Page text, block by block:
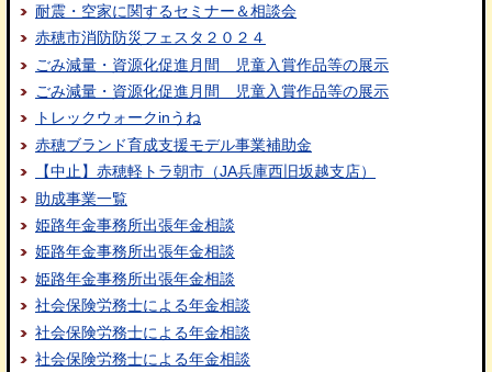
耐震・空家に関するセミナー＆相談会
赤穂市消防防災フェスタ２０２４
ごみ減量・資源化促進月間 児童入賞作品等の展示
ごみ減量・資源化促進月間 児童入賞作品等の展示
トレックウォークinうね
赤穂ブランド育成支援モデル事業補助金
【中止】赤穂軽トラ朝市（JA兵庫西旧坂越支店）
助成事業一覧
姫路年金事務所出張年金相談
姫路年金事務所出張年金相談
姫路年金事務所出張年金相談
社会保険労務士による年金相談
社会保険労務士による年金相談
社会保険労務士による年金相談